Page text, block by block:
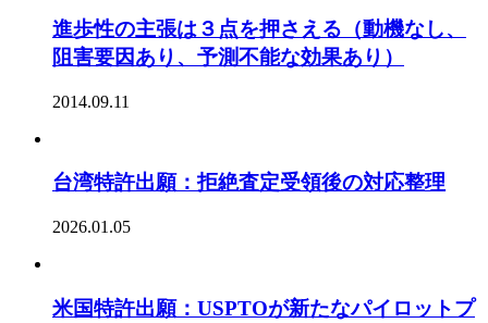
進歩性の主張は３点を押さえる（動機なし、
阻害要因あり、予測不能な効果あり）
2014.09.11
台湾特許出願：拒絶査定受領後の対応整理
2026.01.05
米国特許出願：USPTOが新たなパイロットプ